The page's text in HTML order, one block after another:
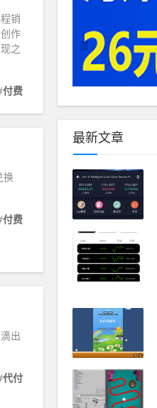
销
作
之
付费
换
付费
出
代付
最新文章